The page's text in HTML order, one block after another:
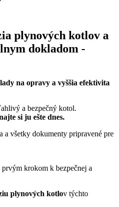
plynových kotlov a
dokladom -
na opravy a vyššia efektivita
a bezpečný kotol.
si ju ešte dnes.
a všetky dokumenty pripravené pre
plynových kotlov týchto